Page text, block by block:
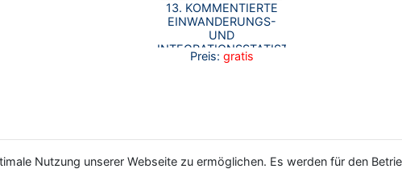
13. KOMMENTIERTE
EINWANDERUNGS-
UND
INTEGRATIONSSTATISTIK
NRW - KURZBERICHT
Preis: gratis
Nutzung unserer Webseite zu ermöglichen. Es werden für den